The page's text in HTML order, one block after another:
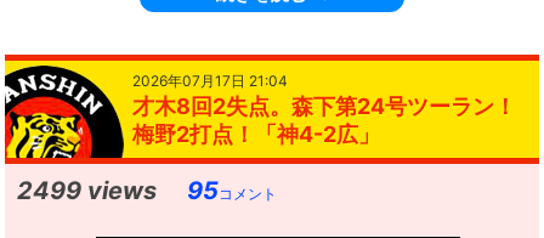
2026年07月17日 21:04
才木8回2失点。森下第24号ツーラン！
梅野2打点！「神4-2広」
2499 views 95コメント